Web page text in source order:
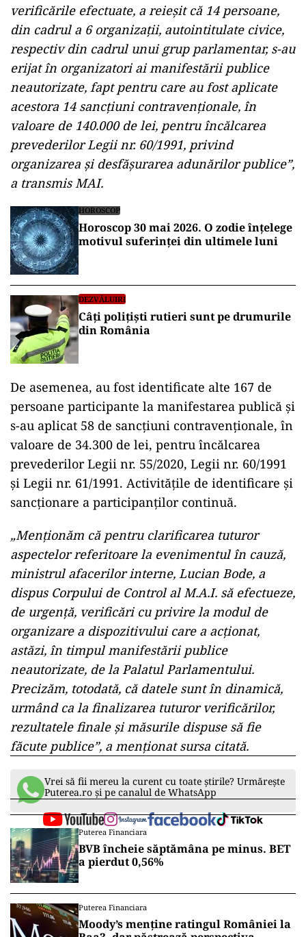
verificările efectuate, a reieşit că 14 persoane,
din cadrul a 6 organizaţii, autointitulate civice,
respectiv din cadrul unui grup parlamentar, s-au
erijat în organizatori ai manifestării publice
neautorizate, fapt pentru care au fost aplicate
acestora 14 sancţiuni contravenţionale, în
valoare de 140.000 de lei, pentru încălcarea
prevederilor Legii nr. 60/1991, privind
organizarea şi desfăşurarea adunărilor publice”,
a transmis MAI.
HOROSCOP
Horoscop 30 mai 2026. O zodie înțelege
motivul suferinței din ultimele luni
DEZVĂLUIRI
Câți polițiști rutieri sunt pe drumurile
din România
De asemenea, au fost identificate alte 167 de
persoane participante la manifestarea publică şi
s-au aplicat 58 de sancţiuni contravenţionale, în
valoare de 34.300 de lei, pentru încălcarea
prevederilor Legii nr. 55/2020, Legii nr. 60/1991
şi Legii nr. 61/1991. Activităţile de identificare şi
sancţionare a participanţilor continuă.
„Menţionăm că pentru clarificarea tuturor
aspectelor referitoare la evenimentul în cauză,
ministrul afacerilor interne, Lucian Bode, a
dispus Corpului de Control al M.A.I. să efectueze,
de urgenţă, verificări cu privire la modul de
organizare a dispozitivului care a acţionat,
astăzi, în timpul manifestării publice
neautorizate, de la Palatul Parlamentului.
Precizăm, totodată, că datele sunt în dinamică,
urmând ca la finalizarea tuturor verificărilor,
rezultatele finale şi măsurile dispuse să fie
făcute publice”, a menţionat sursa citată.
Vrei să fii mereu la curent cu toate știrile? Urmărește
Puterea.ro și pe canalul de WhatsApp
Puterea Financiara
BVB încheie săptămâna pe minus. BET
a pierdut 0,56%
Puterea Financiara
Moody’s menține ratingul României la